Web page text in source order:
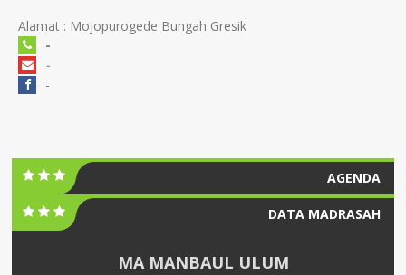
Alamat : Mojopurogede Bungah Gresik
-
-
-
AGENDA
DATA MADRASAH
MA MANBAUL ULUM